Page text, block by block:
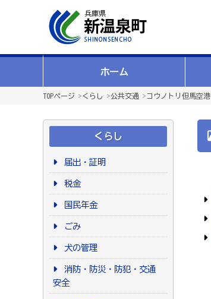
ホーム
TOPページ > くらし >公共交通 > コウノトリ但馬空港
くらし
届出・証明
税金
国民年金
ごみ
犬の管理
消防・防災・防犯・交通
安全